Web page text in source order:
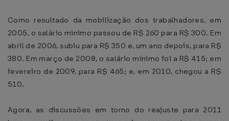
Como resultado da mobilização dos trabalhadores, em
2005, o salário mínimo passou de R$ 260 para R$ 300. Em
abril de 2006, subiu para R$ 350 e, um ano depois, para R$
380. Em março de 2008, o salário mínimo foi a R$ 415; em
fevereiro de 2009, para R$ 465; e, em 2010, chegou a R$
510.
Agora, as discussões em torno do reajuste para 2011